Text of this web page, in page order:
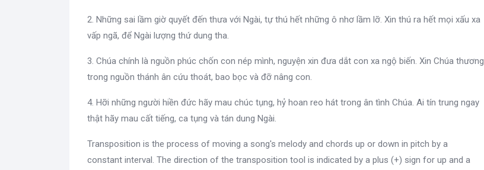
2. Những sai lầm giờ quyết đến thưa với Ngài, tự thú hết những ô nhơ lầm lỡ. Xin thú ra hết mọi xấu xa
vấp ngã, để Ngài lượng thứ dung tha.
3. Chúa chính là nguồn phúc chốn con nép mình, nguyện xin đưa dắt con xa ngộ biến. Xin Chúa thương
trong nguồn thánh ân cứu thoát, bao bọc và đỡ nâng con.
4. Hỡi những người hiền đức hãy mau chúc tụng, hỷ hoan reo hát trong ân tình Chúa. Ai tín trung ngay
thật hãy mau cất tiếng, ca tụng và tán dung Ngài.
Transposition is the process of moving a song's melody and chords up or down in pitch by a
constant interval. The direction of the transposition tool is indicated by a plus (+) sign for up and a